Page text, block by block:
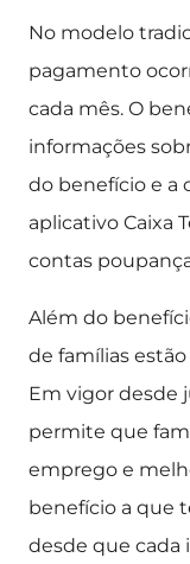
No modelo
pagamento
cada mês. O
informações
do benefício e a
aplicativo Caixa
contas
Além do
de famílias
Em vigor desde
permite que
emprego e
benefício a que
desde que cada